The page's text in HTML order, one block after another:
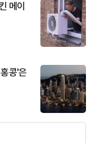
메이
콩'은